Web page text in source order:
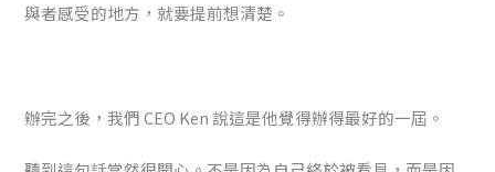
與者感受的地方，就要提前想清楚。
辦完之後，我們 CEO Ken 說這是他覺得辦得最好的一屆。